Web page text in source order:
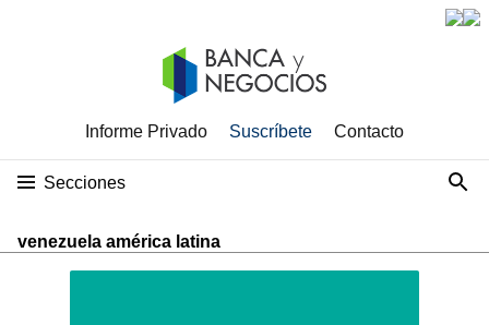
Informe Privado Suscríbete Contacto
Secciones
venezuela américa latina